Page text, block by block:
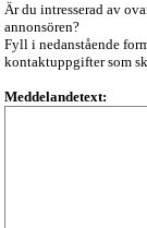
Är du intresserad av
annonsören?
Fyll i nedanstående
kontaktuppgifter som
Meddelandetext: